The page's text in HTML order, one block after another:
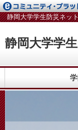
静岡大学学
静岡大学学生防災ネッ